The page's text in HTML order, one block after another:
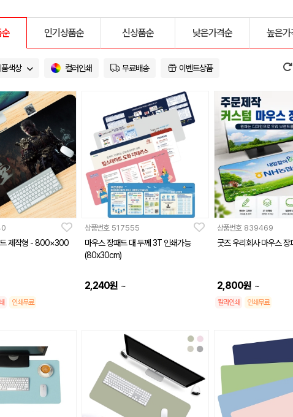
인기상품순 신상품순 낮은가격순 높은가
색상 컬러인쇄 무료배송 이벤트상품
드 제작형 - 800×300
인쇄무료
상품번호 517555
마우스 장패드 대 두께 3T 인쇄가능
(80x30cm)
2,240원 ~
상품번호 839469
굿즈 우리회사 마우스 장
2,800원 ~
칼라인쇄 인쇄무료